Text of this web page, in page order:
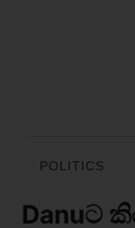
POLITICS